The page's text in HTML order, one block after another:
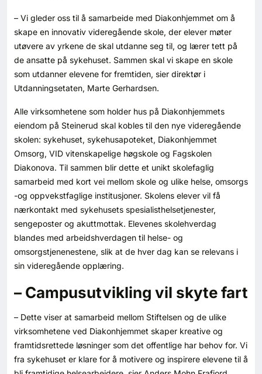
– Vi gleder oss til å samarbeide med Diakonhjemmet om å
skape en innovativ videregående skole, der elever møter
utøvere av yrkene de skal utdanne seg til, og lærer tett på
de ansatte på sykehuset. Sammen skal vi skape en skole
som utdanner elevene for fremtiden, sier direktør i
Utdanningsetaten, Marte Gerhardsen.
Alle virksomhetene som holder hus på Diakonhjemmets
eiendom på Steinerud skal kobles til den nye videregående
skolen: sykehuset, sykehusapoteket, Diakonhjemmet
Omsorg, VID vitenskapelige høgskole og Fagskolen
Diakonova. Til sammen blir dette et unikt skolefaglig
samarbeid med kort vei mellom skole og ulike helse, omsorgs
-og oppvekstfaglige institusjoner. Skolens elever vil få
nærkontakt med sykehusets spesialisthelsetjenester,
sengeposter og akuttmottak. Elevenes skolehverdag
blandes med arbeidshverdagen til helse- og
omsorgstjenenestene, slik at de hver dag kan se relevans i
sin videregående opplæring.
– Campusutvikling vil skyte fart
– Dette viser at samarbeid mellom Stiftelsen og de ulike
virksomhetene ved Diakonhjemmet skaper kreative og
framtidsrettede løsninger som det offentlige har behov for. Vi
fra sykehuset er klare for å motivere og inspirere elevene til å